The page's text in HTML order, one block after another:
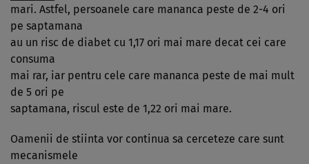
mari. Astfel, persoanele care mananca peste de 2-4 ori
pe saptamana
au un risc de diabet cu 1,17 ori mai mare decat cei care
consuma
mai rar, iar pentru cele care mananca peste de mai mult
de 5 ori pe
saptamana, riscul este de 1,22 ori mai mare.
Oamenii de stiinta vor continua sa cerceteze care sunt
mecanismele